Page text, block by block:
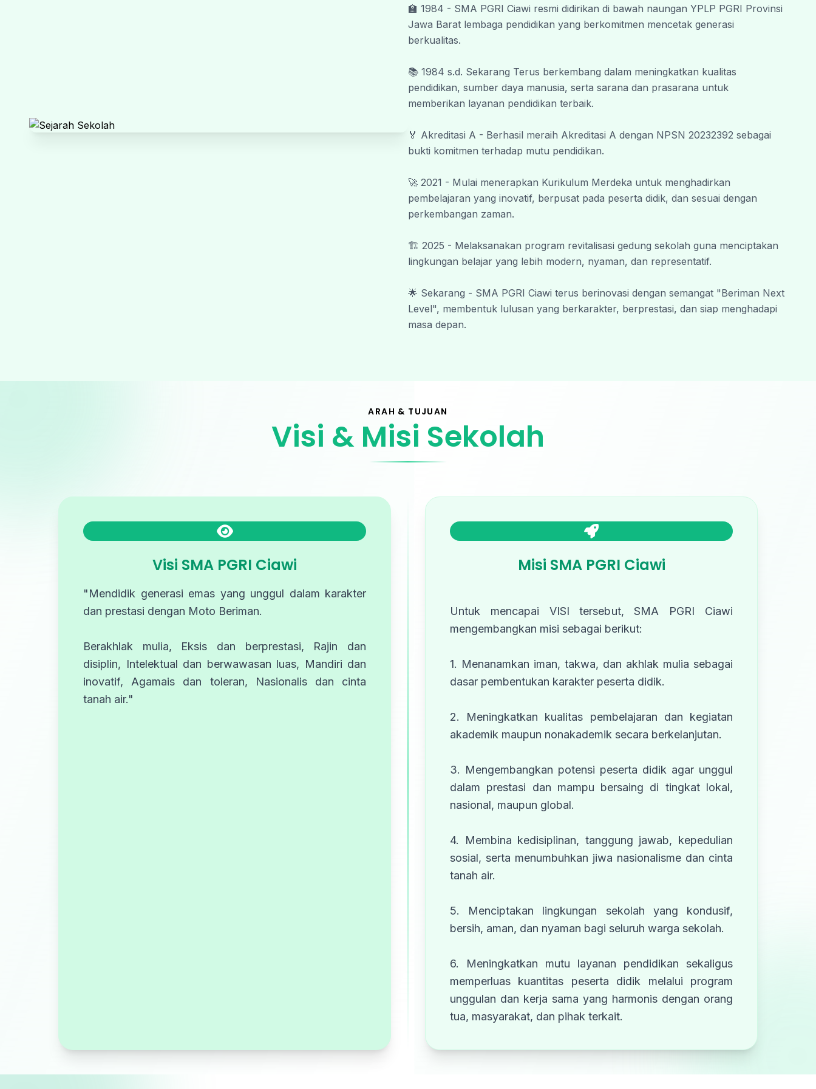
Wassalamu’alaikum Warahmatullahi Wabarakatuh.
#SmapiBeriman #SmapiNextLevel
🏫 1984 - SMA PGRI Ciawi resmi didirikan di bawah naungan YPLP PGRI Provinsi
Jawa Barat lembaga pendidikan yang berkomitmen mencetak generasi
berkualitas.
📚 1984 s.d. Sekarang Terus berkembang dalam meningkatkan kualitas
pendidikan, sumber daya manusia, serta sarana dan prasarana untuk
memberikan layanan pendidikan terbaik.
🏅 Akreditasi A - Berhasil meraih Akreditasi A dengan NPSN 20232392 sebagai
bukti komitmen terhadap mutu pendidikan.
🚀 2021 - Mulai menerapkan Kurikulum Merdeka untuk menghadirkan
pembelajaran yang inovatif, berpusat pada peserta didik, dan sesuai dengan
perkembangan zaman.
🏗️ 2025 - Melaksanakan program revitalisasi gedung sekolah guna menciptakan
lingkungan belajar yang lebih modern, nyaman, dan representatif.
🌟 Sekarang - SMA PGRI Ciawi terus berinovasi dengan semangat "Beriman Next
Level", membentuk lulusan yang berkarakter, berprestasi, dan siap menghadapi
masa depan.
ARAH & TUJUAN
Visi & Misi Sekolah
Visi SMA PGRI Ciawi
"Mendidik generasi emas yang unggul dalam karakter
dan prestasi dengan Moto Beriman.
Berakhlak mulia, Eksis dan berprestasi, Rajin dan
disiplin, Intelektual dan berwawasan luas, Mandiri dan
inovatif, Agamais dan toleran, Nasionalis dan cinta
tanah air."
Misi SMA PGRI Ciawi
Untuk mencapai VISI tersebut, SMA PGRI Ciawi
mengembangkan misi sebagai berikut:
1. Menanamkan iman, takwa, dan akhlak mulia sebagai
dasar pembentukan karakter peserta didik.
2. Meningkatkan kualitas pembelajaran dan kegiatan
akademik maupun nonakademik secara berkelanjutan.
3. Mengembangkan potensi peserta didik agar unggul
dalam prestasi dan mampu bersaing di tingkat lokal,
nasional, maupun global.
4. Membina kedisiplinan, tanggung jawab, kepedulian
sosial, serta menumbuhkan jiwa nasionalisme dan cinta
tanah air.
5. Menciptakan lingkungan sekolah yang kondusif,
bersih, aman, dan nyaman bagi seluruh warga sekolah.
6. Meningkatkan mutu layanan pendidikan sekaligus
memperluas kuantitas peserta didik melalui program
unggulan dan kerja sama yang harmonis dengan orang
tua, masyarakat, dan pihak terkait.